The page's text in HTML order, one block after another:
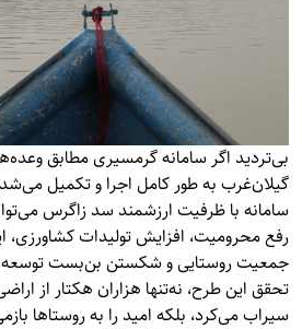
بی‌تردید اگر سامانه گرمسیری مطابق
گیلان‌غرب به طور کامل اجرا و تکمیل
سامانه با ظرفیت ارزشمند سد زاگرس
رفع محرومیت، افزایش تولیدات کشاورزی،
جمعیت روستایی و شکستن بن‌بست توسعه
تحقق این طرح، نه‌تنها هزاران هکتار از
سیراب می‌کرد، بلکه امید را به روستاها